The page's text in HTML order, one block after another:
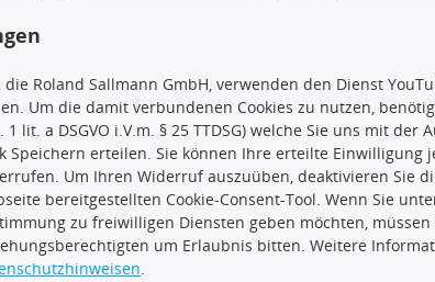
Batterieentsorgung
TecDoc Inside
die Roland Sallmann GmbH, verwenden den Dienst
Um die damit verbundenen Cookies zu nutzen,
1 lit. a DSGVO i.V.m. § 25 TTDSG) welche Sie uns mit der
Speichern erteilen. Sie können Ihre erteilte Einwilligung
Um Ihren Widerruf auszuüben, deaktivieren Sie
bereitgestellten Cookie-Consent-Tool. Wenn Sie
zu freiwilligen Diensten geben möchten, müssen
um Erlaubnis bitten. Weitere
.